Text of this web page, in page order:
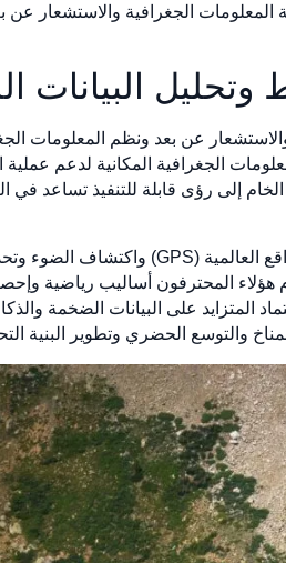
الجغرافية والاستشعار عن
البيانات
عن بعد ونظم المعلومات
الجغرافية المكانية لدعم عملية
الخام إلى رؤى قابلة للتنفيذ تساعد
هؤلاء المحترفون أساليب رياضية
المتزايد على البيانات الضخمة
والتوسع الحضري وتطوير البنية